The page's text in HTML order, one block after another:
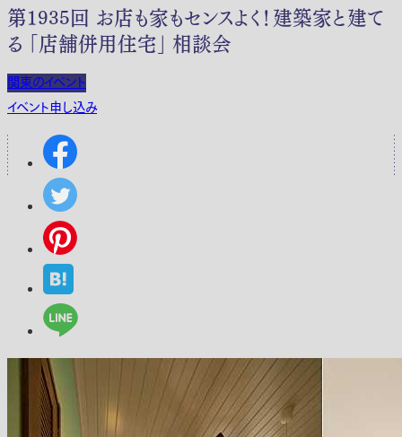
第1935回 お店も家もセンスよく！建築家と建て
る 「店舗併用住宅」 相談会
関東のイベント
イベント申し込み